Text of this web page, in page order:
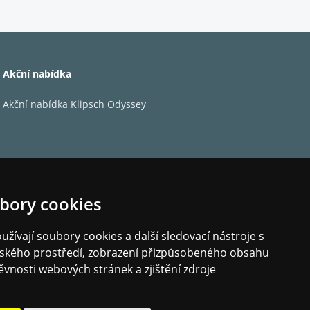
cookies
soubory cookies a další sledovací nástroje s
prostředí, zobrazení přizpůsobeného obsahu
webových stránek a zjištění zdroje
nebo obalem stanice a alba. Intenzitu
okolního osvětlení. Díky dvěma
u postele.
díky čemuž je R2 nezbytným
Akční nabídka
Akční nabídka Klipsch Odyssey